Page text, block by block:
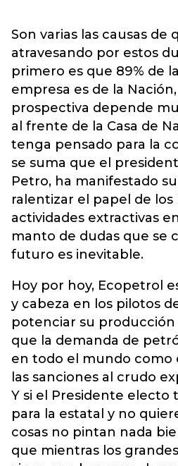
Son varias las causas
atravesando por estos
primero es que 89% de
empresa es de la
prospectiva depende
al frente de la Casa de
tenga pensado para la
se suma que el
Petro, ha manifestado
ralentizar el papel de
actividades extractivas
manto de dudas que se
futuro es inevitable.
Hoy por hoy, Ecopetrol
y cabeza en los pilotos
potenciar su
que la demanda de
en todo el mundo como
las sanciones al crudo
Y si el Presidente electo
para la estatal y no
cosas no pintan nada
que mientras los